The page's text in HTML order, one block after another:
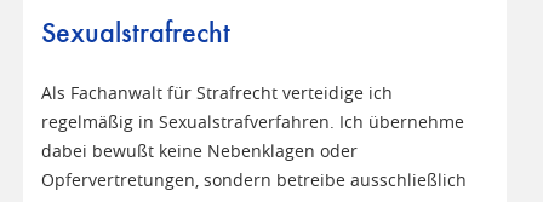
Sexualstrafrecht
Als Fachanwalt für Strafrecht verteidige ich
regelmäßig in Sexualstrafverfahren. Ich übernehme
dabei bewußt keine Nebenklagen oder
Opfervertretungen, sondern betreibe ausschließlich